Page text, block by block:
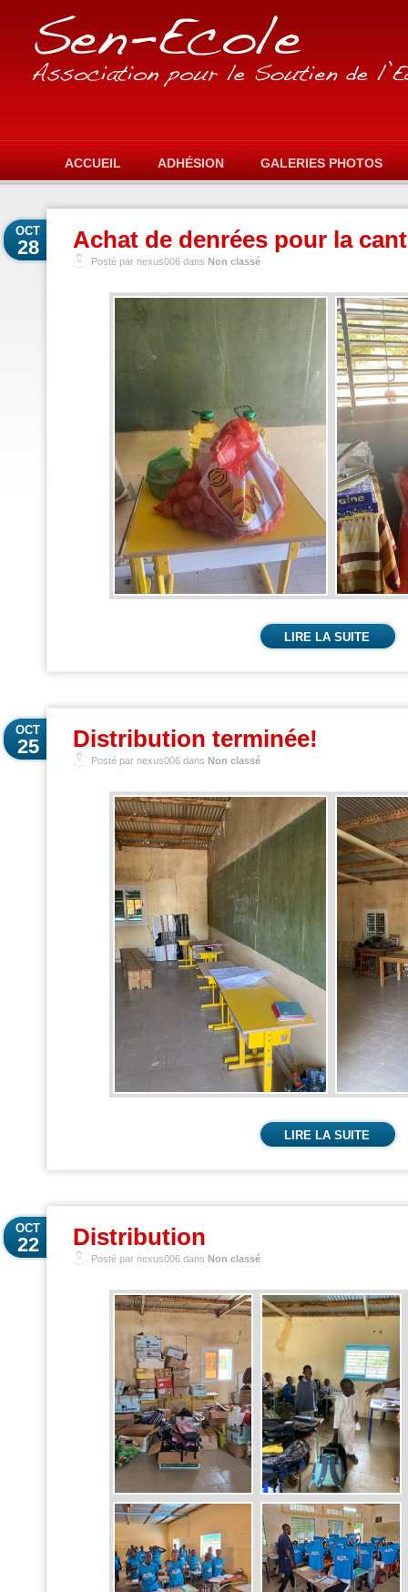
ACCUEIL ADHÉSION GALERIES PHOTOS
Achat de denrées pour la
OCT
28
Posté par nexus006 dans Non classé
LIRE LA SUITE
Distribution terminée!
OCT
25
Posté par nexus006 dans Non classé
LIRE LA SUITE
Distribution
OCT
22
Posté par nexus006 dans Non classé